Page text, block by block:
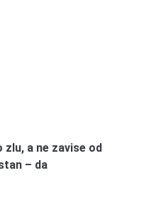
a ne zavise od
– da